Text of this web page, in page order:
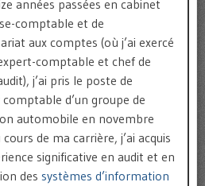
années passées en cabinet
comptable et de
aux comptes (où j’ai exercé
comptable et chef de
j’ai pris le poste de
d’un groupe de
automobile en novembre
de ma carrière, j’ai acquis
significative en audit et en
des systèmes d’information